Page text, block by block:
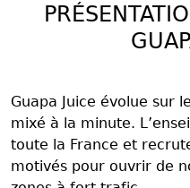
Guapa Juice évolue sur
mixé à la minute.
toute la France et
motivés pour ouvrir de